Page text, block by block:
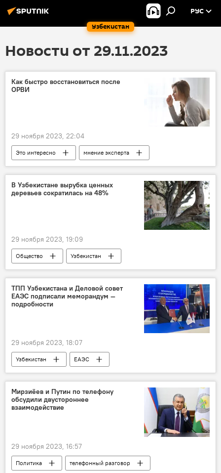
Узбекистан
РУС
Новости от 29.11.2023
Как быстро восстановиться после
ОРВИ
29 ноября 2023, 22:04
Это интересно
мнение эксперта
здоровье
ЗОЖ
орви
иммунитет
В Узбекистане вырубка ценных
деревьев сократилась на 48%
29 ноября 2023, 19:09
Общество
Узбекистан
вырубка деревьев
озеленение
ТПП Узбекистана и Деловой совет
ЕАЭС подписали меморандум —
подробности
29 ноября 2023, 18:07
Узбекистан
ЕАЭС
Узбекистан и ЕАЭС: перспективы возможной интеграции
Санкт-Петербург
форум
меморандум
Мирзиёев и Путин по телефону
обсудили двустороннее
взаимодействие
29 ноября 2023, 16:57
Политика
телефонный разговор